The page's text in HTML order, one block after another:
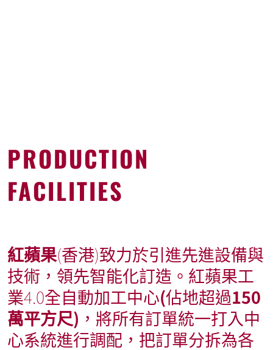
PRODUCTION
FACILITIES
紅蘋果(香港)致力於引進先進設備與
技術，領先智能化訂造。紅蘋果工
業4.0全自動加工中心(佔地超過150
萬平方尺) ，將所有訂單統一打入中
心系統進行調配，把訂單分拆為各